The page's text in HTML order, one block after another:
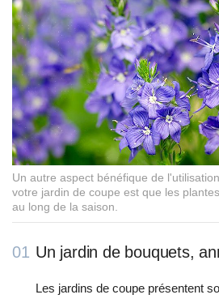
Un autre aspect bénéfique de
votre jardin de coupe est que les
au long de la saison.
01 Un jardin de bouquets,
Les jardins de coupe présentent